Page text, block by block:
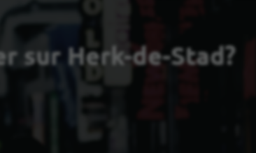
sur Herk-de-Stad?